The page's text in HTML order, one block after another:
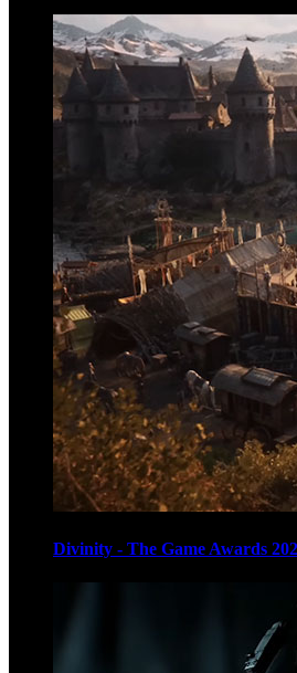
Divinity - The Game Awards